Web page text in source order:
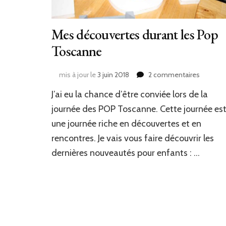
Mes découvertes durant les Pop
Toscanne
mis à jour le3 juin 2018 2 commentaires
durant
Pop
Toscanne
J’ai eu la chance d’être conviée lors de la
journée des POP Toscanne. Cette journée est
une journée riche en découvertes et en
rencontres. Je vais vous faire découvrir les
dernières nouveautés pour enfants : …